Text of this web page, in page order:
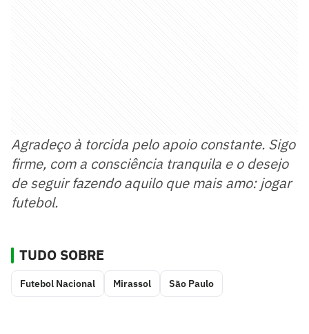
Agradeço à torcida pelo apoio constante. Sigo
firme, com a consciência tranquila e o desejo
de seguir fazendo aquilo que mais amo: jogar
futebol.
TUDO SOBRE
Futebol Nacional Mirassol São Paulo